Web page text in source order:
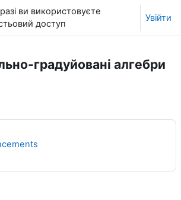
вмісту
ви використовуєте
доступ
Увійти
градуйовані алгебри